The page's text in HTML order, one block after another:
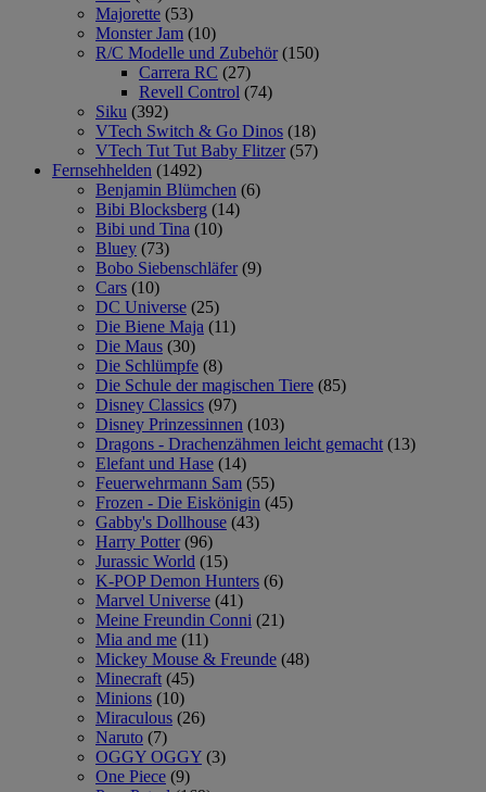
Majorette (53)
Monster Jam (10)
R/C Modelle und Zubehör (150)
Carrera RC (27)
Revell Control (74)
Siku (392)
VTech Switch & Go Dinos (18)
VTech Tut Tut Baby Flitzer (57)
Fernsehhelden (1492)
Benjamin Blümchen (6)
Bibi Blocksberg (14)
Bibi und Tina (10)
Bluey (73)
Bobo Siebenschläfer (9)
Cars (10)
DC Universe (25)
Die Biene Maja (11)
Die Maus (30)
Die Schlümpfe (8)
Die Schule der magischen Tiere (85)
Disney Classics (97)
Disney Prinzessinnen (103)
Dragons - Drachenzähmen leicht gemacht (13)
Elefant und Hase (14)
Feuerwehrmann Sam (55)
Frozen - Die Eiskönigin (45)
Gabby's Dollhouse (43)
Harry Potter (96)
Jurassic World (15)
K-POP Demon Hunters (6)
Marvel Universe (41)
Meine Freundin Conni (21)
Mia and me (11)
Mickey Mouse & Freunde (48)
Minecraft (45)
Minions (10)
Miraculous (26)
Naruto (7)
OGGY OGGY (3)
One Piece (9)